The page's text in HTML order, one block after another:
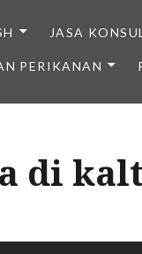
JASA
PERIKANAN
di